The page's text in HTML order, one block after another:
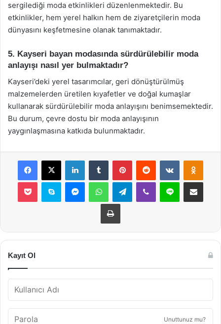
sergilediği moda etkinlikleri düzenlenmektedir. Bu
etkinlikler, hem yerel halkın hem de ziyaretçilerin moda
dünyasını keşfetmesine olanak tanımaktadır.
5. Kayseri bayan modasında sürdürülebilir moda
anlayışı nasıl yer bulmaktadır?
Kayseri’deki yerel tasarımcılar, geri dönüştürülmüş
malzemelerden üretilen kıyafetler ve doğal kumaşlar
kullanarak sürdürülebilir moda anlayışını benimsemektedir.
Bu durum, çevre dostu bir moda anlayışının
yaygınlaşmasına katkıda bulunmaktadır.
Facebook
X LinkedInTumblr PinterestReddit VKontakte
Pocket Skype MessengerWhatsAppTelegramViber Line E-Posta ile
Yazdır
Kayıt Ol
Unuttunuz mu?